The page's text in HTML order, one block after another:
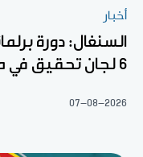
أخبار
السنغال: دورة
6 لجان تحقيق في ملفات حساسة
07-08-2026